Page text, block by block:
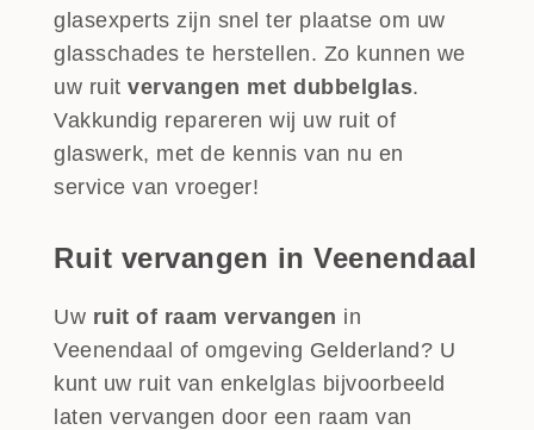
glasexperts zijn snel ter plaatse om uw
glasschades te herstellen. Zo kunnen we
uw ruit vervangen met dubbelglas.
Vakkundig repareren wij uw ruit of
glaswerk, met de kennis van nu en
service van vroeger!
Ruit vervangen in Veenendaal
Uw ruit of raam vervangen in
Veenendaal of omgeving Gelderland? U
kunt uw ruit van enkelglas bijvoorbeeld
laten vervangen door een raam van